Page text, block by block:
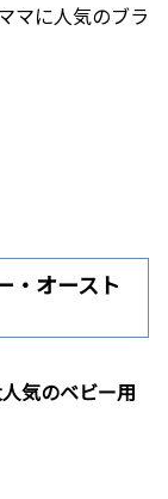
マに人気のブラ
・オースト
気のベビー用